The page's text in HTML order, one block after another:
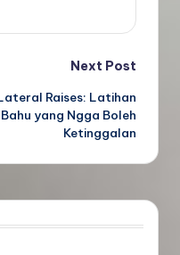
Next Post
Raises: Latihan
Bahu yang Ngga Boleh
Ketinggalan